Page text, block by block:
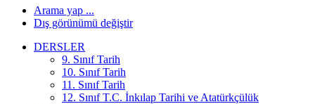
Arama yap ...
Dış görünümü değiştir
DERSLER
9. Sınıf Tarih
10. Sınıf Tarih
11. Sınıf Tarih
12. Sınıf T.C. İnkılap Tarihi ve Atatürkçülük